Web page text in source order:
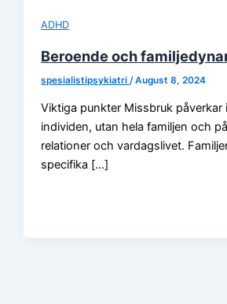
ADHD
Beroende och
spesialistipsykiatri/August 8, 2024
Viktiga punkter Missbruk påverkar
individen, utan hela familjen och
relationer och vardagslivet.
specifika […]